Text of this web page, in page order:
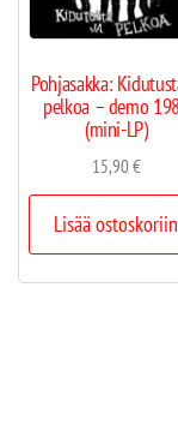
Pohjasakka:
pelkoa – demo
(mini-LP)
15,90€
Lisää ostoskoriin